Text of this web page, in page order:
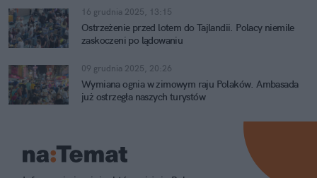
16 grudnia 2025, 13:15
Ostrzeżenie przed lotem do Tajlandii. Polacy niemile
zaskoczeni po lądowaniu
09 grudnia 2025, 20:26
Wymiana ognia w zimowym raju Polaków. Ambasada
już ostrzegła naszych turystów